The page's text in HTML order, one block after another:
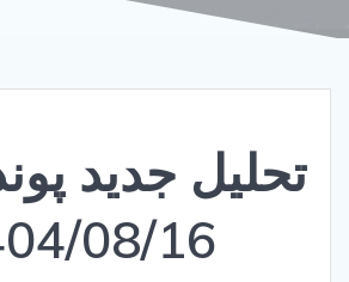
تحلیل جدید
08/16